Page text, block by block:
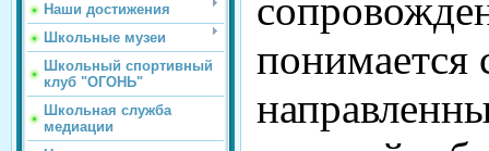
Наши достижения
Школьные музеи
Школьный спортивный
клуб "ОГОНЬ"
Школьная служба
медиации
понимается